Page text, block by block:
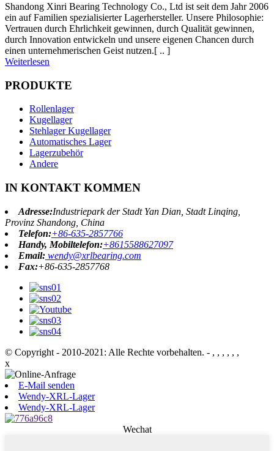
Shandong Xinri Bearing Technology Co., Ltd ist seit dem Jahr 2006
ein auf Familien spezialisierter Lagerhersteller. Unsere Philosophie:
Vertrauen durch Ehrlichkeit gewinnen, durch Qualität gewinnen,
durch Innovation entwickeln und unsere eigenen Chancen durch
einen unternehmerischen Geist nutzen.[ .. ]
Weiterlesen
PRODUKTE
Rollenlager
Kugellager
Stehlager Kugellager
Automatisches Lager
Lagerzubehör
Andere
IN KONTAKT KOMMEN
Adresse:Industriepark der Stadt Yan Dian, Stadt Linqing,
Provinz Shandong, China
Telefon:+86-635-2857766
Handy, Mobiltelefon:+8615588627097
Email: wendy@xrlbearing.com
Fax:+86-635-2857768
© Copyright - 2010-2021: Alle Rechte vorbehalten. - , , , , , ,
x
E-Mail senden
Wendy-XRL-Lager
Wendy-XRL-Lager
Wechat